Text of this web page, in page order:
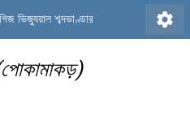
ভিজ্যুয়াল শব্দভাণ্ডার settings